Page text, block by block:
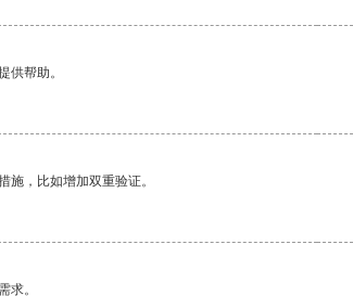
供帮助。
，比如增加双重验证。
求。